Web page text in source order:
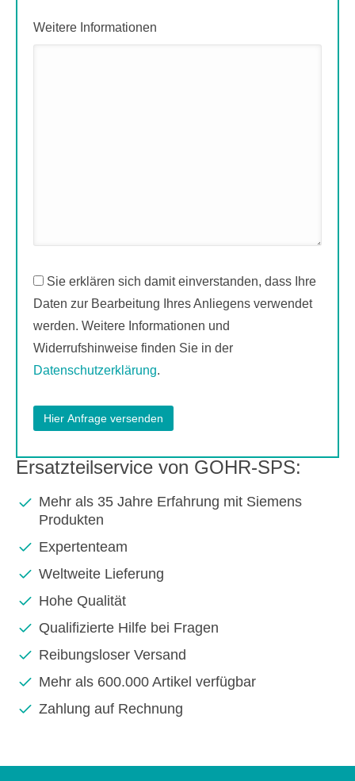
Weitere Informationen
Sie erklären sich damit einverstanden, dass Ihre
Daten zur Bearbeitung Ihres Anliegens verwendet
werden. Weitere Informationen und
Widerrufshinweise finden Sie in der
Datenschutzerklärung.
Ersatzteilservice von GOHR-SPS:
Mehr als 35 Jahre Erfahrung mit Siemens
Produkten
Expertenteam
Weltweite Lieferung
Hohe Qualität
Qualifizierte Hilfe bei Fragen
Reibungsloser Versand
Mehr als 600.000 Artikel verfügbar
Zahlung auf Rechnung